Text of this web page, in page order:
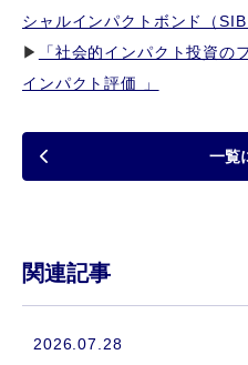
シャルインパクトボンド（SIB
▶
「社会的インパクト投資
インパクト評価 」
一覧
関連記事
2026.07.28